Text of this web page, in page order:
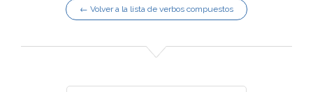
← Volver a la lista de verbos compuestos